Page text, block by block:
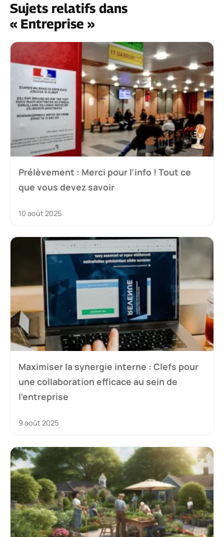
Sujets relatifs dans
« Entreprise »
Prélèvement : Merci pour l’info ! Tout ce
que vous devez savoir
10 août 2025
Maximiser la synergie interne : Clefs pour
une collaboration efficace au sein de
l’entreprise
9 août 2025